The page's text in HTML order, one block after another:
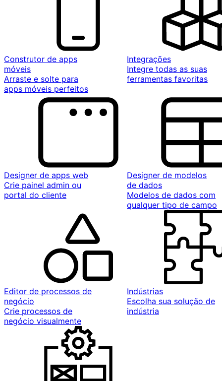
Construtor de apps
móveis
Arraste e solte para
apps móveis perfeitos
Integrações
Integre todas as suas
ferramentas favoritas
Designer de apps web
Crie painel admin ou
portal do cliente
Designer de modelos
de dados
Modelos de dados com
qualquer tipo de campo
Editor de processos de
negócio
Crie processos de
negócio visualmente
Indústrias
Escolha sua solução de
indústria